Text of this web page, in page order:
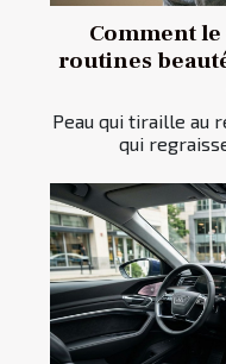
Comment
routines
Peau qui tiraille au
qui